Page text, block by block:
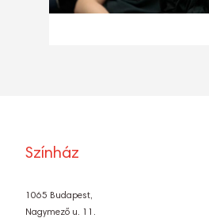
Színház
1065 Budapest,
Nagymező u. 11.